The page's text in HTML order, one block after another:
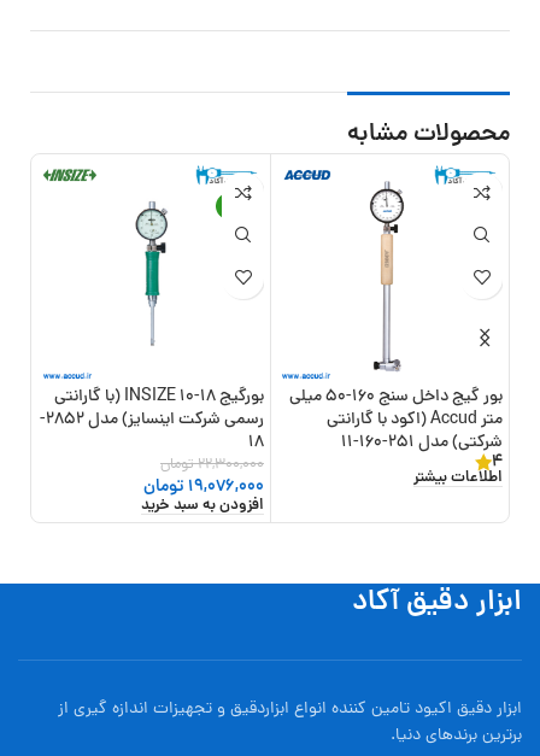
محصولات مشابه
بور گیج داخل سنج 160-50 میلی
متر Accud (اکود با گارانتی
شرکتی) مدل 251-160-11
4
اطلاعات بیشتر
-14%
بورگیج 18-10 INSIZE (با گارانتی
رسمی شرکت اینسایز) مدل 2852-
18
22,300,000تومان
19,076,000 تومان
افزودن به سبد خرید
ابزار دقیق آکاد
ابزار دقیق اکیود تامین کننده انواع ابزاردقيق و تجهيزات اندازه گیری از
برترین برندهای دنیا.